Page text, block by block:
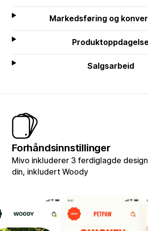
Markedsføring og
Salgsarbeid
Forhåndsinnstillinger
Mivo inkluderer 3 ferdiglagde
din, inkludert Woody